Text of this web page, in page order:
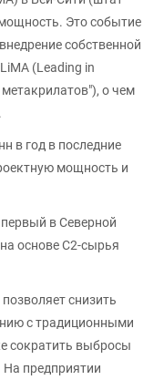
Это событие
собственной
(Leading in
о чем
в год в последние
мощность и
в Северной
основе C2-сырья
снизить
с традиционными
сократить выбросы
На предприятии